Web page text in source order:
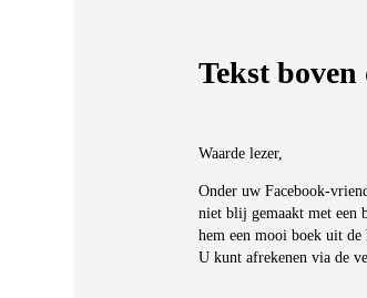
Tekst
Waarde lezer,
Onder uw Facebook-
niet blij gemaakt met een
hem een mooi boek uit
U kunt afrekenen via de